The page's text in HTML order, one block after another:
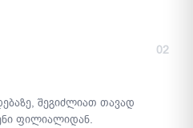
02
შეგიძლიათ თავად
ფილიალიდან.